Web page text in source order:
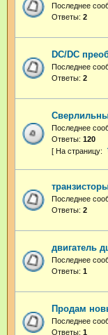
Последнее
Ответы: 2
DC/DC
Последнее
Ответы: 2
Последнее
Ответы: 120
Последнее
Ответы: 2
двигатель
Последнее
Ответы: 1
Продам
Последнее
Ответы: 1